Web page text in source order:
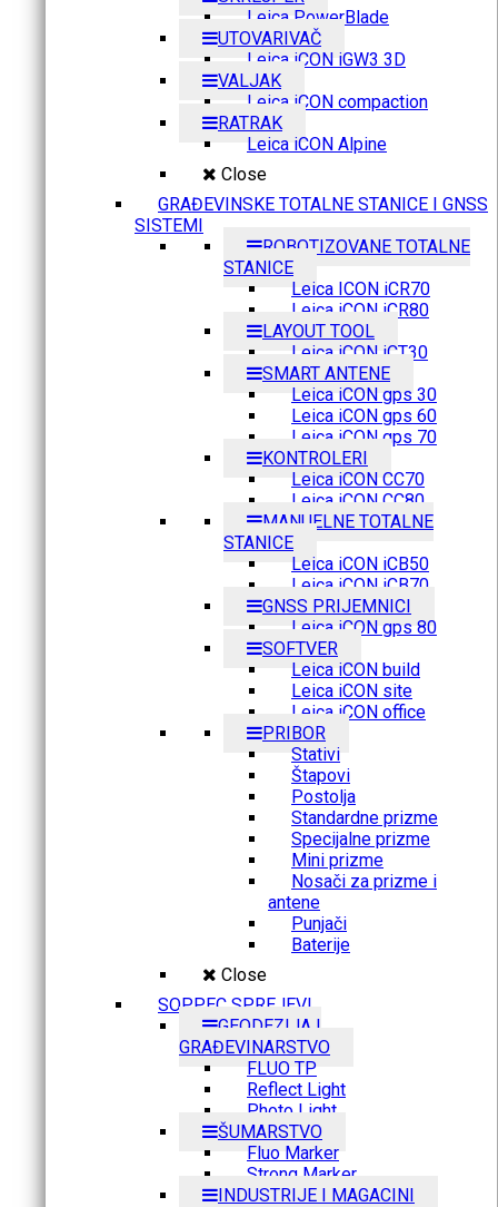
Leica PowerBlade
UTOVARIVAČ
Leica iCON iGW3 3D
VALJAK
Leica iCON compaction
RATRAK
Leica iCON Alpine
Close
GRAĐEVINSKE TOTALNE STANICE I GNSS
SISTEMI
ROBOTIZOVANE TOTALNE
STANICE
Leica ICON iCR70
Leica iCON iCR80
LAYOUT TOOL
Leica iCON iCT30
SMART ANTENE
Leica iCON gps 30
Leica iCON gps 60
Leica iCON gps 70
KONTROLERI
Leica iCON CC70
Leica iCON CC80
MANUELNE TOTALNE
STANICE
Leica iCON iCB50
Leica iCON iCB70
GNSS PRIJEMNICI
Leica iCON gps 80
SOFTVER
Leica iCON build
Leica iCON site
Leica iCON office
PRIBOR
Stativi
Štapovi
Postolja
Standardne prizme
Specijalne prizme
Mini prizme
Nosači za prizme i
antene
Punjači
Baterije
Close
SOPPEC SPREJEVI
GEODEZIJA I
GRAĐEVINARSTVO
FLUO TP
Reflect Light
Photo Light
ŠUMARSTVO
Fluo Marker
Strong Marker
INDUSTRIJE I MAGACINI